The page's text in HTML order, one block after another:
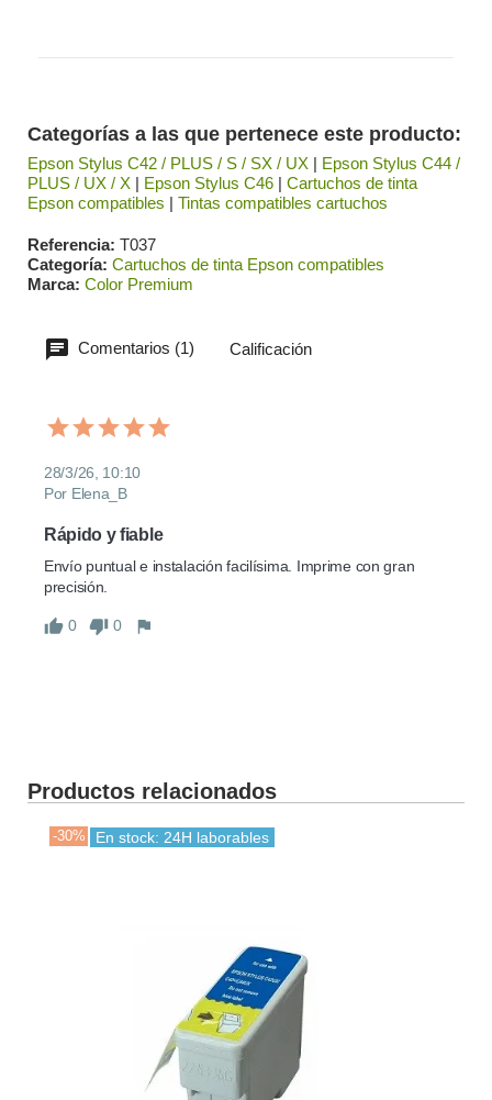
Categorías a las que pertenece este producto:
Epson Stylus C42 / PLUS / S / SX / UX | Epson Stylus C44 /
PLUS / UX / X | Epson Stylus C46 | Cartuchos de tinta
Epson compatibles | Tintas compatibles cartuchos
Referencia T037
Categoría Cartuchos de tinta Epson compatibles
Marca Color Premium
Comentarios (1) Calificación
28/3/26, 10:10
Por Elena_B
Rápido y fiable
Envío puntual e instalación facilísima. Imprime con gran
precisión.
0 0
Productos relacionados
-30% En stock: 24H laborables